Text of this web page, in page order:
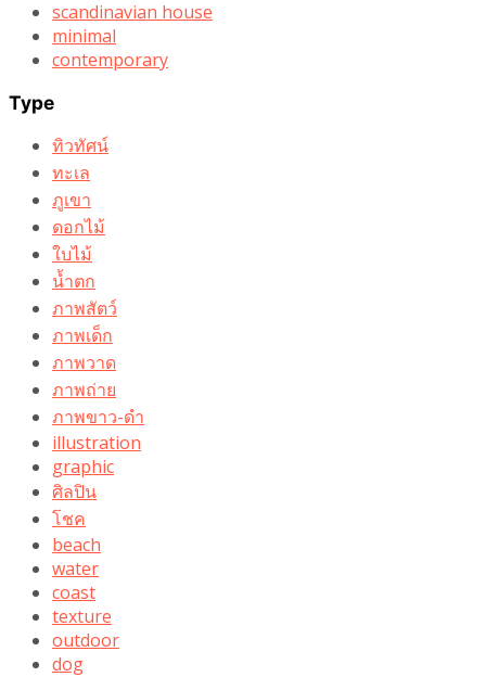
scandinavian house
minimal
contemporary
Type
ทิวทัศน์
ทะเล
ภูเขา
ดอกไม้
ใบไม้
น้ำตก
ภาพสัตว์
ภาพเด็ก
ภาพวาด
ภาพถ่าย
ภาพขาว-ดำ
illustration
graphic
ศิลปิน
โชค
beach
water
coast
texture
outdoor
dog